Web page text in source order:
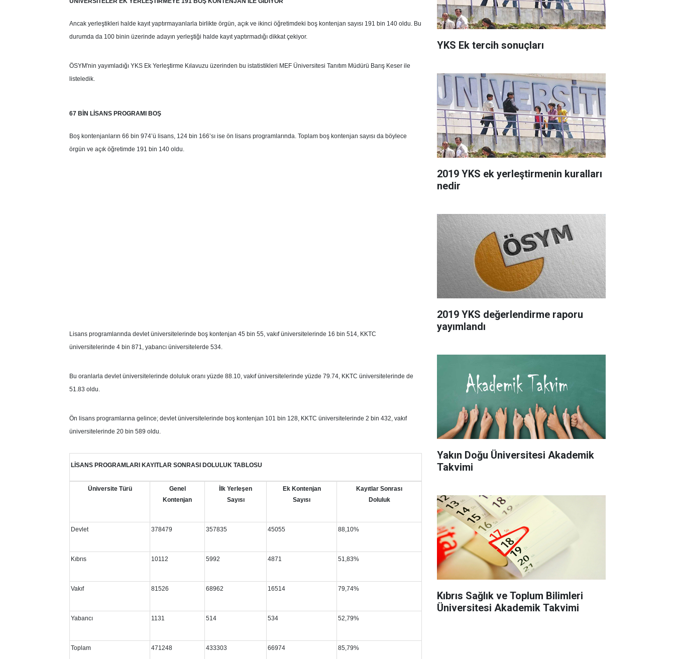
Ancak yerleştikleri halde kayıt yaptırmayanlarla birlikte örgün, açık ve ikinci öğretimdeki boş kontenjan sayısı 191 bin 140 oldu. Bu
durumda da 100 binin üzerinde adayın yerleştiği halde kayıt yaptırmadığı dikkat çekiyor.
ÖSYM'nin yayımladığı YKS Ek Yerleştirme Kılavuzu üzerinden bu istatistikleri MEF Üniversitesi Tanıtım Müdürü Barış Keser ile
listeledik.
67 BİN LİSANS PROGRAMI BOŞ
Boş kontenjanların 66 bin 974’ü lisans, 124 bin 166’sı ise ön lisans programlarında. Toplam boş kontenjan sayısı da böylece
örgün ve açık öğretimde 191 bin 140 oldu.
Lisans programlarında devlet üniversitelerinde boş kontenjan 45 bin 55, vakıf üniversitelerinde 16 bin 514, KKTC
üniversitelerinde 4 bin 871, yabancı üniversitelerde 534.
Bu oranlarla devlet üniversitelerinde doluluk oranı yüzde 88.10, vakıf üniversitelerinde yüzde 79.74, KKTC üniversitelerinde de
51.83 oldu.
Ön lisans programlarına gelince; devlet üniversitelerinde boş kontenjan 101 bin 128, KKTC üniversitelerinde 2 bin 432, vakıf
üniversitelerinde 20 bin 589 oldu.
LİSANS PROGRAMLARI KAYITLAR SONRASI DOLULUK TABLOSU
Üniversite Türü
Genel
Kontenjan
İlk Yerleşen
Sayısı
Ek Kontenjan
Sayısı
Kayıtlar Sonrası
Doluluk
Devlet 378479 357835 45055 88,10%
Kıbrıs 10112 5992 4871 51,83%
Vakıf 81526 68962 16514 79,74%
Yabancı 1131 514 534 52,79%
Toplam 471248 433303 66974 85,79%
YKS Ek tercih sonuçları
2019 YKS ek yerleştirmenin kuralları
nedir
2019 YKS değerlendirme raporu
yayımlandı
Yakın Doğu Üniversitesi Akademik
Takvimi
Kıbrıs Sağlık ve Toplum Bilimleri
Üniversitesi Akademik Takvimi